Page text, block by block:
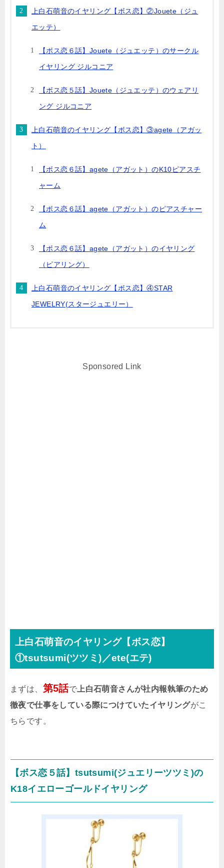
上白石萌音のイヤリング【ボス恋】②Jouete（ジュ
エッテ）
【ボス恋６話】Jouete（ジュエッテ）のサークル
イヤリング ジルコニア
【ボス恋５話】Jouete（ジュエッテ）のウェアリ
ング ジルコニア
上白石萌音のイヤリング【ボス恋】③agete（アガッ
ト）
【ボス恋６話】agete（アガット）のK10ピアスチ
ャーム
【ボス恋６話】agete（アガット）のピアスチャー
ム
【ボス恋６話】agete（アガット）のイヤリング
（ピアリング）
上白石萌音のイヤリング【ボス恋】④STAR
JEWELRY(スタージュエリー）
Sponsored Link
上白石萌音のイヤリング【ボス恋】
①tsutsumi(ツツミ)／ete(エテ)
まずは、 第5話で 上白石萌音さんが社内報執筆のため
徹夜で仕事をしている際につけていたイヤリングがこ
ちらです。
【ボス恋５話】tsutsumi(ジュエリーツツミ)の
K18イエローゴールドイヤリング